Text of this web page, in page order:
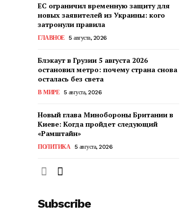
ЕС ограничил временную защиту для
новых заявителей из Украины: кого
затронули правила
ГЛАВНОЕ 5 августа, 2026
Блэкаут в Грузии 5 августа 2026
остановил метро: почему страна снова
осталась без света
В МИРЕ 5 августа, 2026
Новый глава Минобороны Британии в
Киеве: Когда пройдет следующий
«Рамштайн»
ПОЛИТИКА 5 августа, 2026
Subscribe